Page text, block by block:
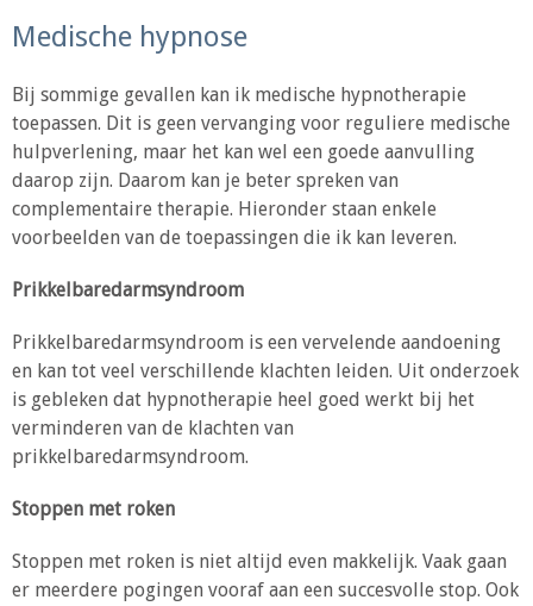
Medische hypnose
Bij sommige gevallen kan ik medische hypnotherapie
toepassen. Dit is geen vervanging voor reguliere medische
hulpverlening, maar het kan wel een goede aanvulling
daarop zijn. Daarom kan je beter spreken van
complementaire therapie. Hieronder staan enkele
voorbeelden van de toepassingen die ik kan leveren.
Prikkelbaredarmsyndroom
Prikkelbaredarmsyndroom is een vervelende aandoening
en kan tot veel verschillende klachten leiden. Uit onderzoek
is gebleken dat hypnotherapie heel goed werkt bij het
verminderen van de klachten van
prikkelbaredarmsyndroom.
Stoppen met roken
Stoppen met roken is niet altijd even makkelijk. Vaak gaan
er meerdere pogingen vooraf aan een succesvolle stop. Ook